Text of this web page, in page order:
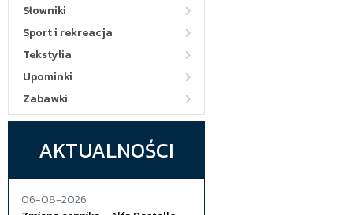
Słowniki
Sport i rekreacja
Tekstylia
Upominki
Zabawki
AKTUALNOŚCI
06-08-2026